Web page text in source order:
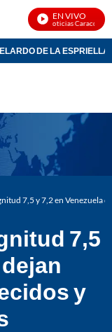
EN VIVO
Noticias Caracol En
DE LA ESPRIELLA
7,5 y 7,2 en Venezuela
7,5
y